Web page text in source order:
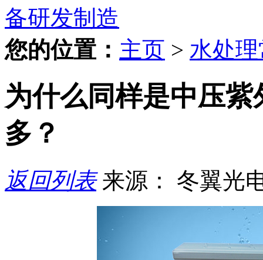
您的位置： 主页 > 水处
为什么同样是中压
多？
返回列表 来源： 冬翼光